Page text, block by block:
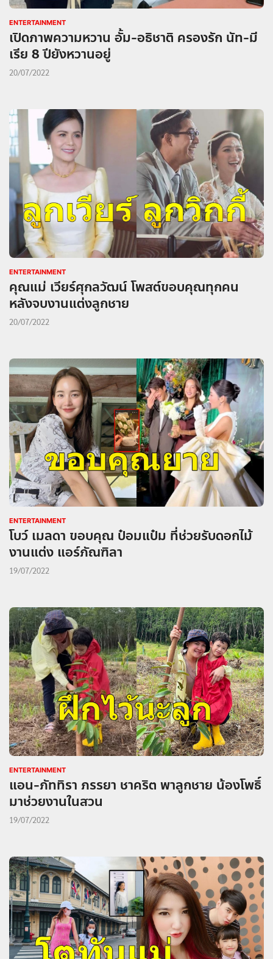
ENTERTAINMENT
เปิดภาพความหวาน อั้ม-อธิชาติ ครองรัก นัท-มี
เรีย 8 ปียังหวานอยู่
20/07/2022
ENTERTAINMENT
คุณแม่ เวียร์ศุกลวัฒน์ โพสต์ขอบคุณทุกคน
หลังจบงานแต่งลูกชาย
20/07/2022
ENTERTAINMENT
โบว์ เมลดา ขอบคุณ ป๋อมแป๋ม ที่ช่วยรับดอกไม้
งานแต่ง แอร์ภัณฑิลา
19/07/2022
ENTERTAINMENT
แอน-ภัททิรา ภรรยา ชาคริต พาลูกชาย น้องโพธิ์
มาช่วยงานในสวน
19/07/2022